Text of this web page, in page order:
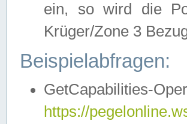
ein, so wird die
Krüger/Zone 3
Beispielabfragen:
GetCapabilities-
https://